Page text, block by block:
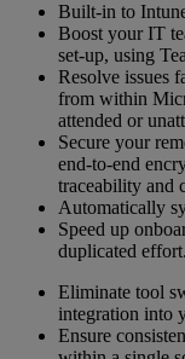
Built-in to
Boost your IT
set-up, using
Resolve issues
from within
attended or
Secure your
end-to-end
traceability and
Automatically
Speed up
duplicated effort.
Eliminate tool
integration into
Ensure